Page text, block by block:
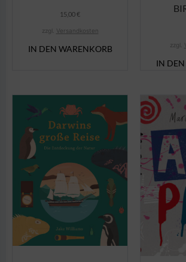
15,00€
zzgl. Versandkosten
IN DEN WARENKORB zzgl.
IN